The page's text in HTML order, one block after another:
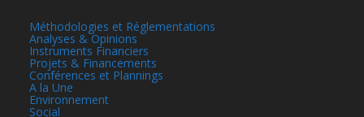
Méthodologies et Réglementations
Analyses & Opinions
Instruments Financiers
Projets & Financements
Conférences et Plannings
A la Une
Environnement
Social